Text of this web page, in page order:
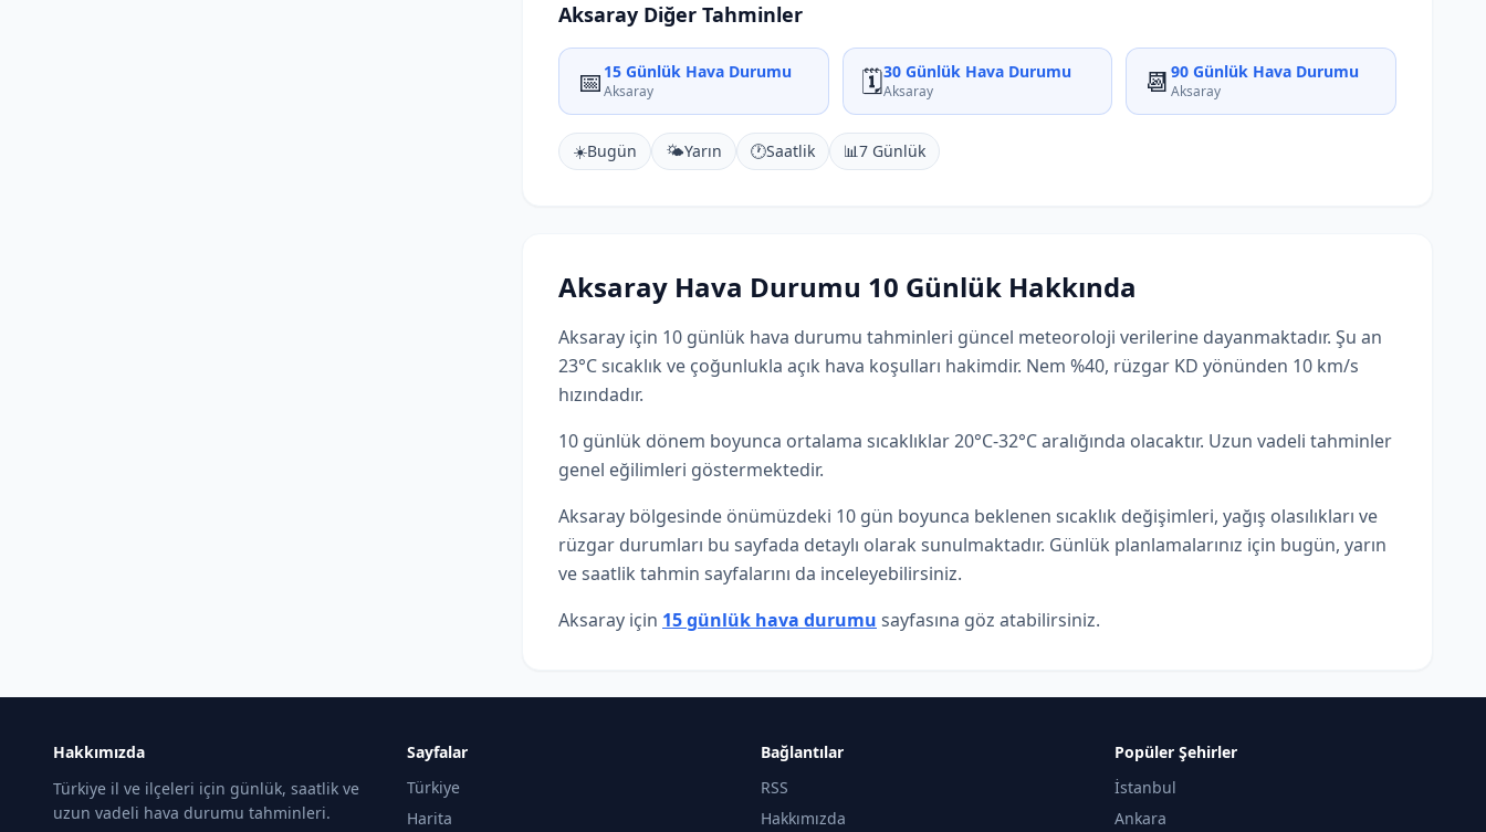
Aksaray Diğer Tahminler
📅 15 Günlük Hava Durumu
Aksaray 🗓️30 Günlük Hava Durumu
Aksaray 📆90 Günlük Hava Durumu
Aksaray
☀️Bugün 🌤️Yarın 🕐Saatlik 📊7 Günlük
Aksaray Hava Durumu 10 Günlük Hakkında
Aksaray için 10 günlük hava durumu tahminleri güncel meteoroloji verilerine dayanmaktadır. Şu an
23°C sıcaklık ve çoğunlukla açık hava koşulları hakimdir. Nem %40, rüzgar KD yönünden 10 km/s
hızındadır.
10 günlük dönem boyunca ortalama sıcaklıklar 20°C-32°C aralığında olacaktır. Uzun vadeli tahminler
genel eğilimleri göstermektedir.
Aksaray bölgesinde önümüzdeki 10 gün boyunca beklenen sıcaklık değişimleri, yağış olasılıkları ve
rüzgar durumları bu sayfada detaylı olarak sunulmaktadır. Günlük planlamalarınız için bugün, yarın
ve saatlik tahmin sayfalarını da inceleyebilirsiniz.
Aksaray için 15 günlük hava durumu sayfasına göz atabilirsiniz.
Hakkımızda
Türkiye il ve ilçeleri için günlük, saatlik ve
uzun vadeli hava durumu tahminleri.
Sayfalar
Türkiye
Harita
Bağlantılar
RSS
Hakkımızda
Popüler Şehirler
İstanbul
Ankara